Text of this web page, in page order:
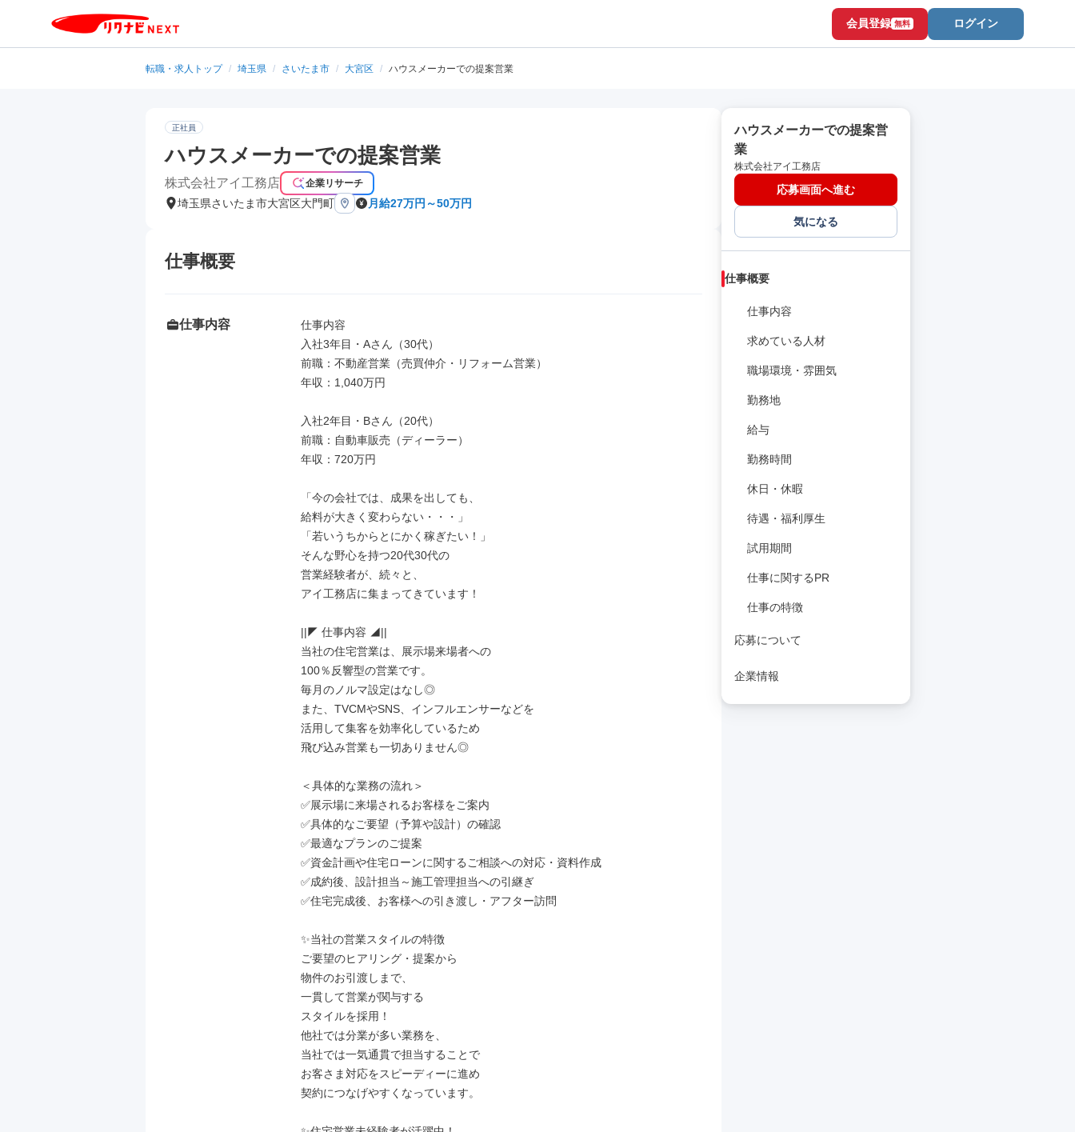
会員登録 無料 ログイン
転職・求人トップ / 埼玉県 / さいたま市 / 大宮区 / ハウスメーカーでの提案営業
正社員
ハウスメーカーでの提案営業
株式会社アイ工務店 企業リサーチ
埼玉県さいたま市大宮区大門町 月給27万円～50万円
仕事概要
仕事内容
仕事内容
入社3年目・Aさん（30代）
前職：不動産営業（売買仲介・リフォーム営業）
年収：1,040万円
入社2年目・Bさん（20代）
前職：自動車販売（ディーラー）
年収：720万円
「今の会社では、成果を出しても、
給料が大きく変わらない・・・」
「若いうちからとにかく稼ぎたい！」
そんな野心を持つ20代30代の
営業経験者が、続々と、
アイ工務店に集まってきています！
||◤ 仕事内容 ◢||
当社の住宅営業は、展示場来場者への
100％反響型の営業です。
毎月のノルマ設定はなし◎
また、TVCMやSNS、インフルエンサーなどを
活用して集客を効率化しているため
飛び込み営業も一切ありません◎
＜具体的な業務の流れ＞
✅展示場に来場されるお客様をご案内
✅具体的なご要望（予算や設計）の確認
✅最適なプランのご提案
✅資金計画や住宅ローンに関するご相談への対応・資料作成
✅成約後、設計担当～施工管理担当への引継ぎ
✅住宅完成後、お客様への引き渡し・アフター訪問
✨当社の営業スタイルの特徴
ご要望のヒアリング・提案から
物件のお引渡しまで、
一貫して営業が関与する
スタイルを採用！
他社では分業が多い業務を、
当社では一気通貫で担当することで
お客さま対応をスピーディーに進め
契約につなげやすくなっています。
ハウスメーカーでの提案営
業
株式会社アイ工務店
応募画面へ進む
気になる
仕事概要
仕事内容
求めている人材
職場環境・雰囲気
勤務地
給与
勤務時間
休日・休暇
待遇・福利厚生
試用期間
仕事に関するPR
仕事の特徴
応募について
企業情報